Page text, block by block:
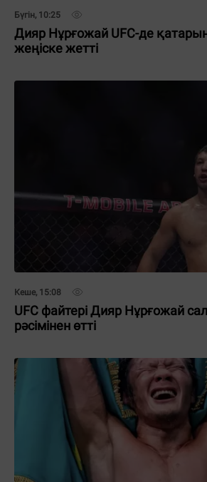
Бүгін, 10:25
Дияр Нұрғожай UFC-де
жеңіске жетті
Кеше, 15:08
UFC файтері Дияр Нұрғожай
рәсімінен өтті